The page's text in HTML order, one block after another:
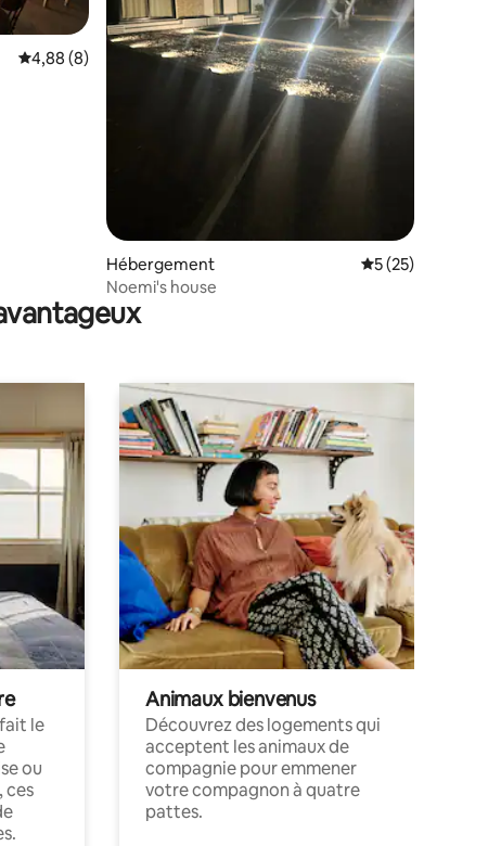
: 4,97 sur 5
Évaluation moyenne sur la base de 8 commentaires : 4,88 sur 5
4,88 (8)
Hébergement Évaluation
5 (25)
Noemi's house
le
ou
ces
Animaux bienvenus
Découvrez des logements qui
acceptent les animaux de
compagnie pour emmener
votre compagnon à quatre
pattes.